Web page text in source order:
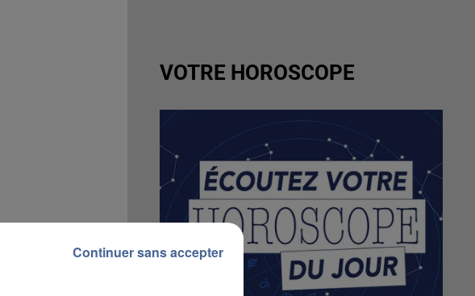
VOTRE HOROSCOPE
Continuer sans accepter